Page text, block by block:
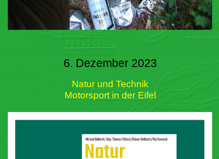
6. Dezember 2023
Natur und Technik
Motorsport in der Eifel